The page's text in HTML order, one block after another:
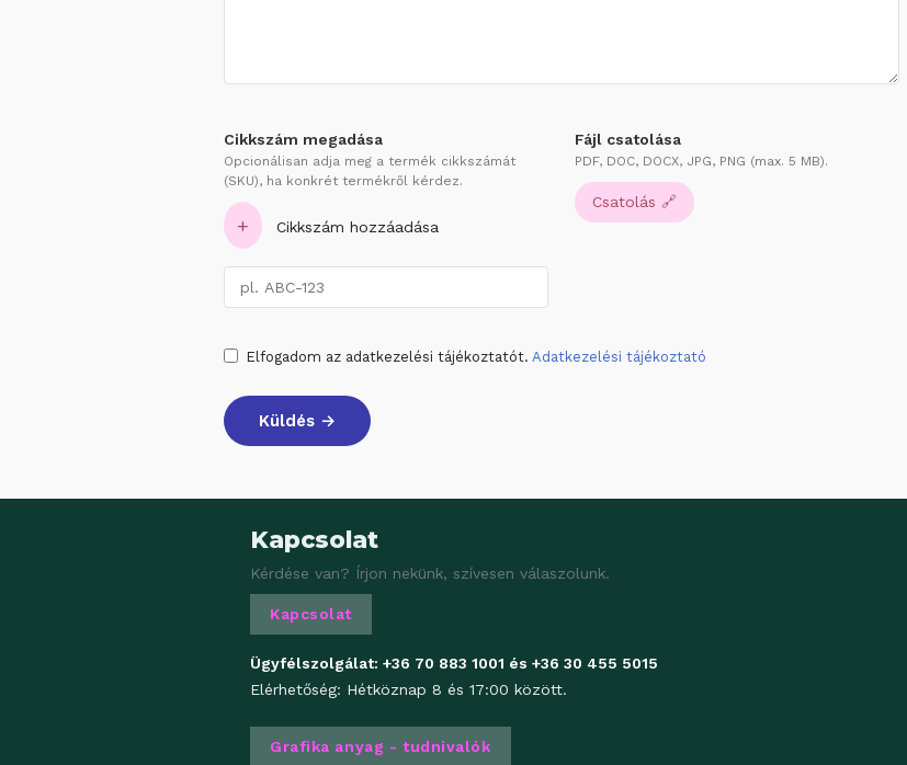
Cikkszám megadása
Opcionálisan adja meg a termék cikkszámát
(SKU), ha konkrét termékről kérdez.
+ Cikkszám hozzáadása
Fájl csatolása
PDF, DOC, DOCX, JPG, PNG (max. 5 MB).
Csatolás 🔗
Elfogadom az adatkezelési tájékoztatót. Adatkezelési tájékoztató
Küldés →
Kapcsolat
Kérdése van? Írjon nekünk, szívesen válaszolunk.
Kapcsolat
Ügyfélszolgálat: +36 70 883 1001 és +36 30 455 5015
Elérhetőség: Hétköznap 8 és 17:00 között.
Grafika anyag - tudnivalók